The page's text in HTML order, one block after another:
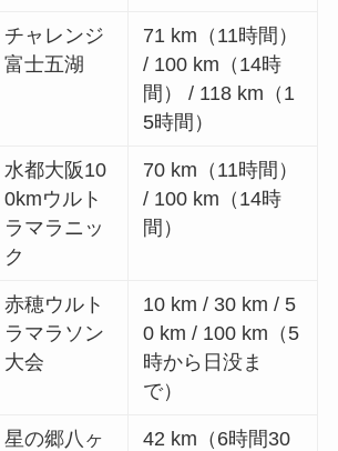
チャレンジ
富士五湖
71 km（11時間）
/ 100 km（14時
間） / 118 km（1
5時間）
水都大阪10
0kmウルト
ラマラニッ
ク
70 km（11時間）
/ 100 km（14時
間）
赤穂ウルト
ラマラソン
大会
10 km / 30 km / 5
0 km / 100 km（5
時から日没ま
で）
星の郷八ヶ
42 km（6時間30